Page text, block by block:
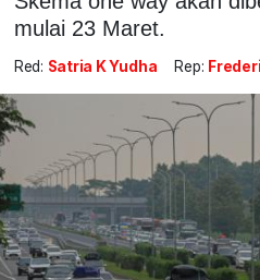
mulai 23 Maret.
Red: Satria K Yudha Rep: